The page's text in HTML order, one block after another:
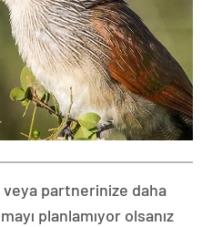
veya partnerinize daha
planlamıyor olsanız